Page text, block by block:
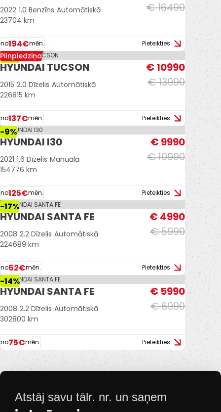
€ 16490
2022 1.0 Benzīns Automātiskā
23704 km
no194€mēn. Pieteikties
-21%
Pilnpiedziņa
HYUNDAI TUCSON
€ 13990
€ 10990
2015 2.0 Dīzelis Automātiskā
226815 km
no137€mēn. Pieteikties
-9%
HYUNDAI I30
€ 10990
€ 9990
2021 1.6 Dīzelis Manuālā
154776 km
no125€mēn. Pieteikties
-17%
HYUNDAI SANTA FE
€ 5990
€ 4990
2008 2.2 Dīzelis Automātiskā
224689 km
no62€mēn. Pieteikties
-14%
HYUNDAI SANTA FE
€ 6990
€ 5990
2008 2.2 Dīzelis Automātiskā
302800 km
no75€mēn. Pieteikties
Atstāj savu tālr. nr. un saņem